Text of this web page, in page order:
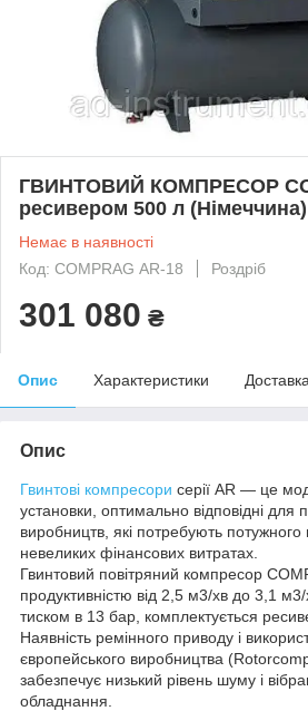
ГВИНТОВИЙ КОМПРЕСОР
ресивером 500 л (Німеччина)
Немає в наявності
Код: COMPRAG АR-18
Роздріб
301 080 ₴
Опис Характеристики Доставка
Опис
Гвинтові компресори серії AR — це
установки, оптимально відповідні для
виробництв, які потребують потужного
невеликих фінансових витратах.
Гвинтовий повітряний компресор
продуктивністю від 2,5 м3/хв до 3,1
тиском в 13 бар, комплектується
Наявність ремінного приводу і
європейського виробництва
забезпечує низький рівень шуму і
обладнання.